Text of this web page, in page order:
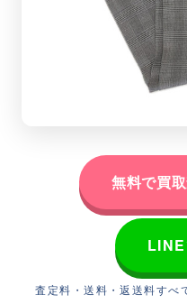
無料で買
査定料・送料・返送料す